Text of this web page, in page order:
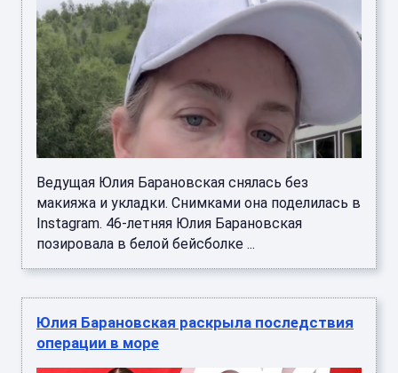
Ведущая Юлия Барановская снялась без
макияжа и укладки. Снимками она поделилась в
Instagram. 46-летняя Юлия Барановская
позировала в белой бейсболке ...
Юлия Барановская раскрыла последствия
операции в море